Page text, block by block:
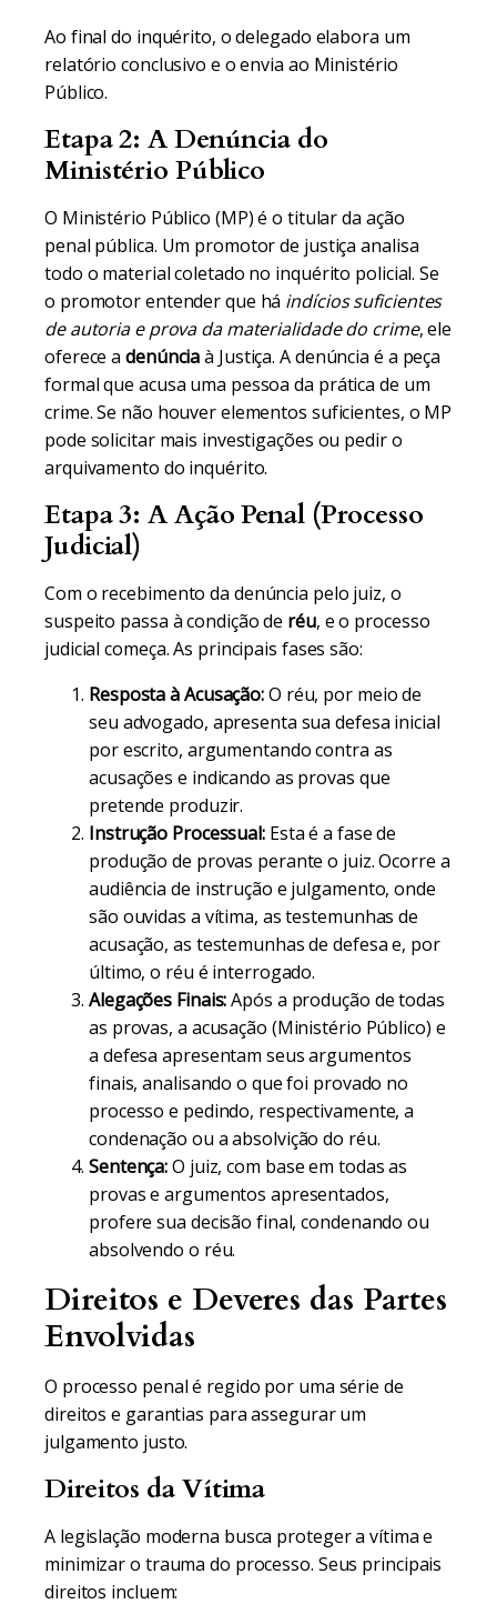
Ao final do inquérito, o delegado elabora um
relatório conclusivo e o envia ao Ministério
Público.
Etapa 2: A Denúncia do
Ministério Público
O Ministério Público (MP) é o titular da ação
penal pública. Um promotor de justiça analisa
todo o material coletado no inquérito policial. Se
o promotor entender que há indícios suficientes
de autoria e prova da materialidade do crime, ele
oferece adenúnciaà Justiça. A denúncia é a peça
formal que acusa uma pessoa da prática de um
crime. Se não houver elementos suficientes, o MP
pode solicitar mais investigações ou pedir o
arquivamento do inquérito.
Etapa 3: A Ação Penal (Processo
Judicial)
Com o recebimento da denúncia pelo juiz, o
suspeito passa à condição de réu, e o processo
judicial começa. As principais fases são:
Resposta à Acusação:O réu, por meio de
seu advogado, apresenta sua defesa inicial
por escrito, argumentando contra as
acusações e indicando as provas que
pretende produzir.
Instrução Processual:Esta é a fase de
produção de provas perante o juiz. Ocorre a
audiência de instrução e julgamento, onde
são ouvidas a vítima, as testemunhas de
acusação, as testemunhas de defesa e, por
último, o réu é interrogado.
Alegações Finais:Após a produção de todas
as provas, a acusação (Ministério Público) e
a defesa apresentam seus argumentos
finais, analisando o que foi provado no
processo e pedindo, respectivamente, a
condenação ou a absolvição do réu.
Sentença:O juiz, com base em todas as
provas e argumentos apresentados,
profere sua decisão final, condenando ou
absolvendo o réu.
Direitos e Deveres das Partes
Envolvidas
O processo penal é regido por uma série de
direitos e garantias para assegurar um
julgamento justo.
Direitos da Vítima
A legislação moderna busca proteger a vítima e
minimizar o trauma do processo. Seus principais
direitos incluem: